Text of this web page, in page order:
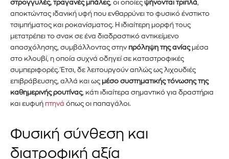
στρογγυλές, τραγανές μπάλες, οι οποίες ψήνονται τριπλά,
αποκτώντας ιδανική υφή που ενθαρρύνει το φυσικό ένστικτο
τσιμπήματος και ροκανίσματος. Η ιδιαίτερη μορφή τους
μετατρέπει το σνακ σε ένα διαδραστικό αντικείμενο
απασχόλησης, συμβάλλοντας στην πρόληψη της ανίαςμέσα
στο κλουβί, η οποία συχνά οδηγεί σε καταστροφικές
συμπεριφορές. Έτσι, δε λειτουργούν απλώς ως λιχουδιές
επιβράβευσης, αλλά και ως μέσο συστηματικής τόνωσης της
καθημερινής ρουτίνας, κάτι ιδιαίτερα σημαντικό για δραστήρια
και ευφυή πτηνά όπως οι παπαγάλοι.
Φυσική σύνθεση και
διατροφική αξία